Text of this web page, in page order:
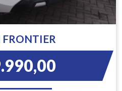
FRONTIER